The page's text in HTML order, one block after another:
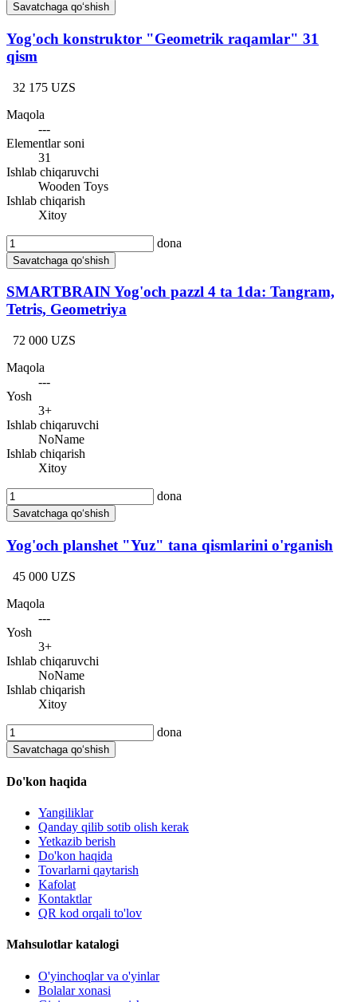
Savatchaga qo‘shish
Yog'och konstruktor "Geometrik raqamlar" 31
qism
32 175 UZS
Maqola
---
Elementlar soni
31
Ishlab chiqaruvchi
Wooden Toys
Ishlab chiqarish
Xitoy
dona
Savatchaga qo‘shish
SMARTBRAIN Yog'och pazzl 4 ta 1da: Tangram,
Tetris, Geometriya
72 000 UZS
Maqola
---
Yosh
3+
Ishlab chiqaruvchi
NoName
Ishlab chiqarish
Xitoy
dona
Savatchaga qo‘shish
Yog'och planshet "Yuz" tana qismlarini o'rganish
45 000 UZS
Maqola
---
Yosh
3+
Ishlab chiqaruvchi
NoName
Ishlab chiqarish
Xitoy
dona
Savatchaga qo‘shish
Do'kon haqida
Yangiliklar
Qanday qilib sotib olish kerak
Yetkazib berish
Do'kon haqida
Tovarlarni qaytarish
Kafolat
Kontaktlar
QR kod orqali to'lov
Mahsulotlar katalogi
O'yinchoqlar va o'yinlar
Bolalar xonasi